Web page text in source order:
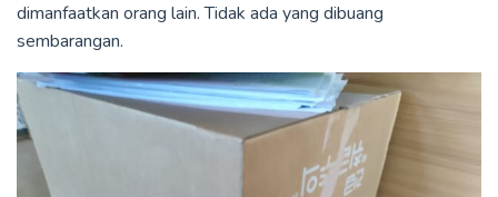
dimanfaatkan orang lain. Tidak ada yang dibuang
sembarangan.